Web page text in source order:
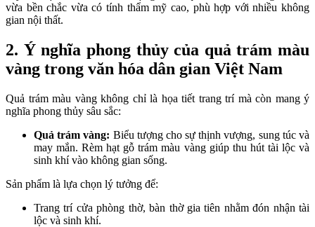
vừa bền chắc vừa có tính thẩm mỹ cao, phù hợp với nhiều không
gian nội thất.
2. Ý nghĩa phong thủy của quả trám màu
vàng trong văn hóa dân gian Việt Nam
Quả trám màu vàng không chỉ là họa tiết trang trí mà còn mang ý
nghĩa phong thủy sâu sắc:
Quả trám vàng: Biểu tượng cho sự thịnh vượng, sung túc và
may mắn. Rèm hạt gỗ trám màu vàng giúp thu hút tài lộc và
sinh khí vào không gian sống.
Sản phẩm là lựa chọn lý tưởng để:
Trang trí cửa phòng thờ, bàn thờ gia tiên nhằm đón nhận tài
lộc và sinh khí.